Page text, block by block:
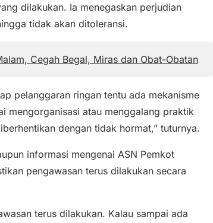
dilakukan. Ia menegaskan perjudian
tidak akan ditoleransi.
Cegah Begal, Miras dan Obat-Obatan
pelanggaran ringan tentu ada mekanisme
mengorganisasi atau menggalang praktik
dengan tidak hormat,” tuturnya.
informasi mengenai ASN Pemkot
pengawasan terus dilakukan secara
terus dilakukan. Kalau sampai ada